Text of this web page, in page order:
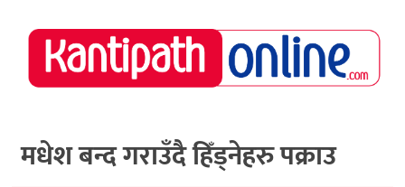
राष्ट्रिय
समाचार
नेपाल
मधेश बन्द गराउँदै हिँड्नेहरु पक्राउ